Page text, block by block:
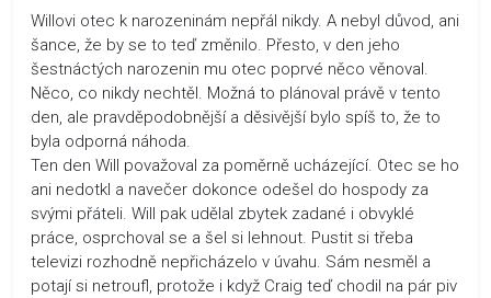
Willovi otec k narozeninám nepřál nikdy. A nebyl důvod, ani
šance, že by se to teď změnilo. Přesto, v den jeho
šestnáctých narozenin mu otec poprvé něco věnoval.
Něco, co nikdy nechtěl. Možná to plánoval právě v tento
den, ale pravděpodobnější a děsivější bylo spíš to, že to
byla odporná náhoda.
Ten den Will považoval za poměrně ucházející. Otec se ho
ani nedotkl a navečer dokonce odešel do hospody za
svými přáteli. Will pak udělal zbytek zadané i obvyklé
práce, osprchoval se a šel si lehnout. Pustit si třeba
televizi rozhodně nepřicházelo v úvahu. Sám nesměl a
potají si netroufl, protože i když Craig teď chodil na pár piv